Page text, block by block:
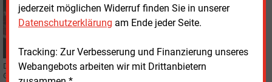
jederzeit möglichen Widerruf finden Sie in unserer
Datenschutzerklärung am Ende jeder Seite.
Tracking: Zur Verbesserung und Finanzierung unseres
Webangebots arbeiten wir mit Drittanbietern
Freitag, 12.01.2018, 13:56
E&M
Gericht kippt Bafa-Gebühren
Das Bundesamt für Wirtschaft und Ausfuhrkontrolle (Bafa) berechnet
Gebühren für die Bearbeitung der „Besonderen Ausgleichsregelung.“ Die